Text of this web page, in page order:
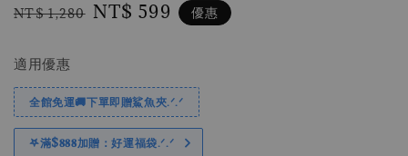
Regular
NT$ 1,280 Sale
NT$ 599 優惠
適用優惠
全館免運🚚下單即贈鯊魚夾.ᐟ.ᐟ
𖤐滿$𝟖𝟖𝟖加贈：好運福袋.ᐟ‪.ᐟ